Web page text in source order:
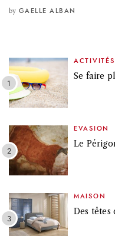
by GAELLE ALBAN
ACTIVITÉS
Se faire
EVASION
Le
MAISON
Des têtes